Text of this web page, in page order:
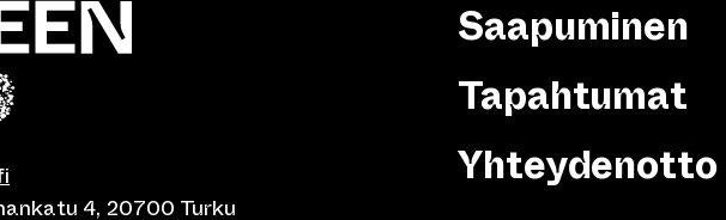
4, 20700 Turku
Saapuminen
Tapahtumat
Yhteydenotto